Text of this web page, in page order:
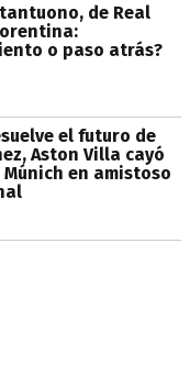
de Real
o paso atrás?
el futuro de
Aston Villa cayó
en amistoso